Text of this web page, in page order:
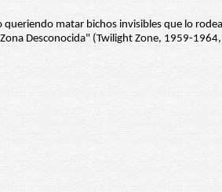
matar bichos invisibles que lo
Desconocida" (Twilight Zone, 1959-